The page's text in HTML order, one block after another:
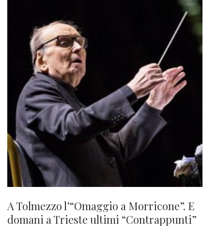
A Tolmezzo l’“Omaggio a Morricone”. E
domani a Trieste ultimi “Contrappunti”